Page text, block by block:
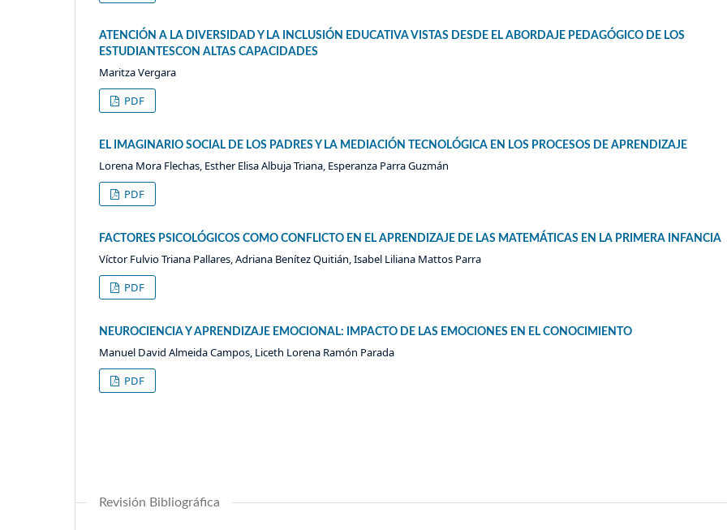
ATENCIÓN A LA DIVERSIDAD Y LA INCLUSIÓN EDUCATIVA VISTAS DESDE EL ABORDAJE PEDAGÓGICO DE LOS
ESTUDIANTESCON ALTAS CAPACIDADES
Maritza Vergara
PDF
EL IMAGINARIO SOCIAL DE LOS PADRES Y LA MEDIACIÓN TECNOLÓGICA EN LOS PROCESOS DE APRENDIZAJE
Lorena Mora Flechas, Esther Elisa Albuja Triana, Esperanza Parra Guzmán
PDF
FACTORES PSICOLÓGICOS COMO CONFLICTO EN EL APRENDIZAJE DE LAS MATEMÁTICAS EN LA PRIMERA INFANCIA
Víctor Fulvio Triana Pallares, Adriana Benítez Quitián, Isabel Liliana Mattos Parra
PDF
NEUROCIENCIA Y APRENDIZAJE EMOCIONAL: IMPACTO DE LAS EMOCIONES EN EL CONOCIMIENTO
Manuel David Almeida Campos, Liceth Lorena Ramón Parada
PDF
Revisión Bibliográfica